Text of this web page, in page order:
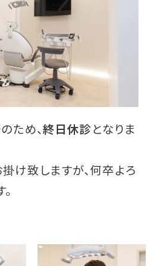
ため、終日休診となりま
け致しますが、何卒よろ